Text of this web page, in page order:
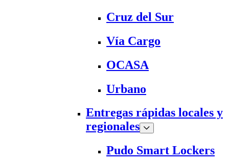
Cruz del Sur
Vía Cargo
OCASA
Urbano
Entregas rápidas locales y
regionales
Pudo Smart Lockers